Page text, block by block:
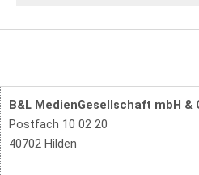
B&L MedienGesellschaft mbH &
Postfach 10 02 20
40702 Hilden